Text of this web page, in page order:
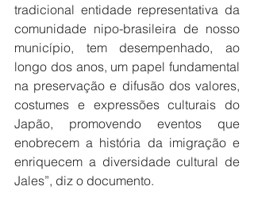
tradicional entidade representativa da
comunidade nipo-brasileira de nosso
município, tem desempenhado, ao
longo dos anos, um papel fundamental
na preservação e difusão dos valores,
costumes e expressões culturais do
Japão, promovendo eventos que
enobrecem a história da imigração e
enriquecem a diversidade cultural de
Jales”, diz o documento.